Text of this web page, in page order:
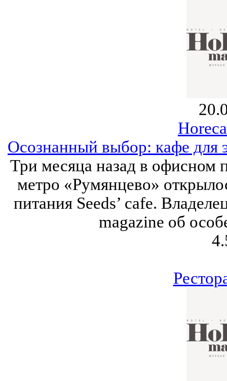
Осознанный выбор: кафе для
Три месяца назад в офисном
метро «Румянцево»
питания Seeds’ cafe.
magazine об